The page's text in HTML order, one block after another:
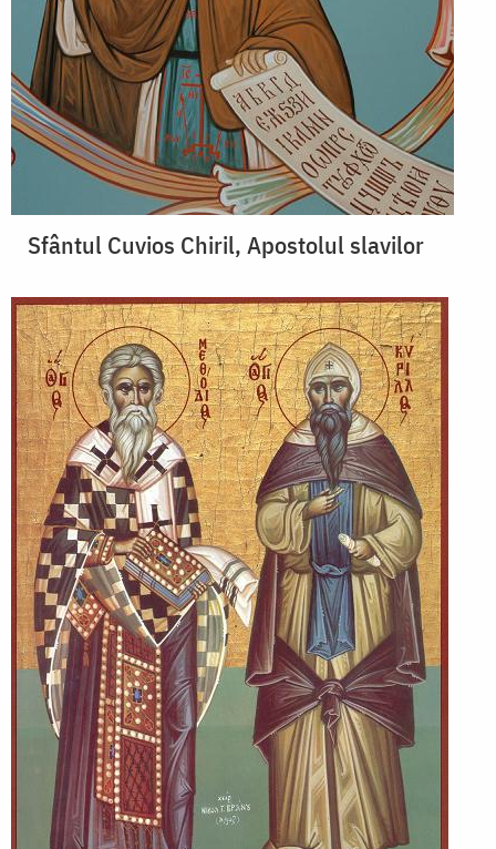
Sfântul Cuvios Chiril, Apostolul slavilor